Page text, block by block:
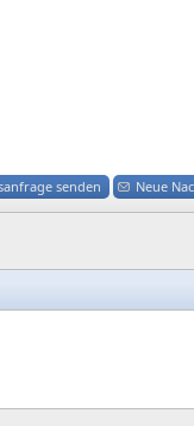
senden Neue